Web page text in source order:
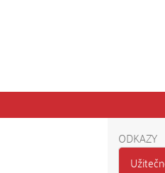
ODKAZY